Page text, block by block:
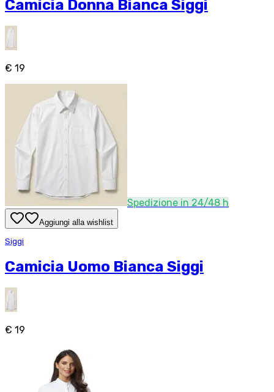
Camicia Donna Bianca Siggi
€ 19
Spedizione in 24/48 h
Aggiungi alla wishlist
Siggi
Camicia Uomo Bianca Siggi
€ 19